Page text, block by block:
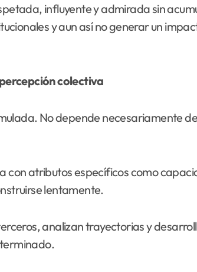
influyente y admirada sin
y aun así no generar un
colectiva
No depende necesariamente
con atributos específicos como
lentamente.
analizan trayectorias y